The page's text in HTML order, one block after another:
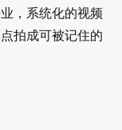
，系统化的视频
拍成可被记住的